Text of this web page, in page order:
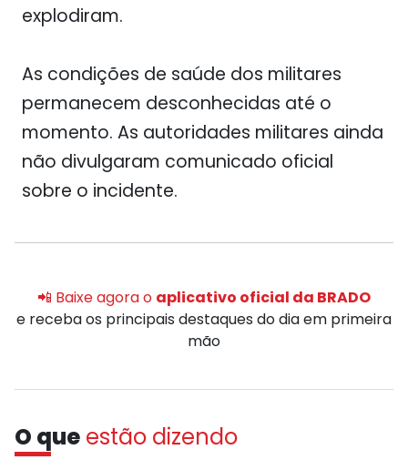
explodiram.
As condições de saúde dos militares
permanecem desconhecidas até o
momento. As autoridades militares ainda
não divulgaram comunicado oficial
sobre o incidente.
📲 Baixe agora o aplicativo oficial da BRADO
e receba os principais destaques do dia em primeira
mão
O que estão dizendo